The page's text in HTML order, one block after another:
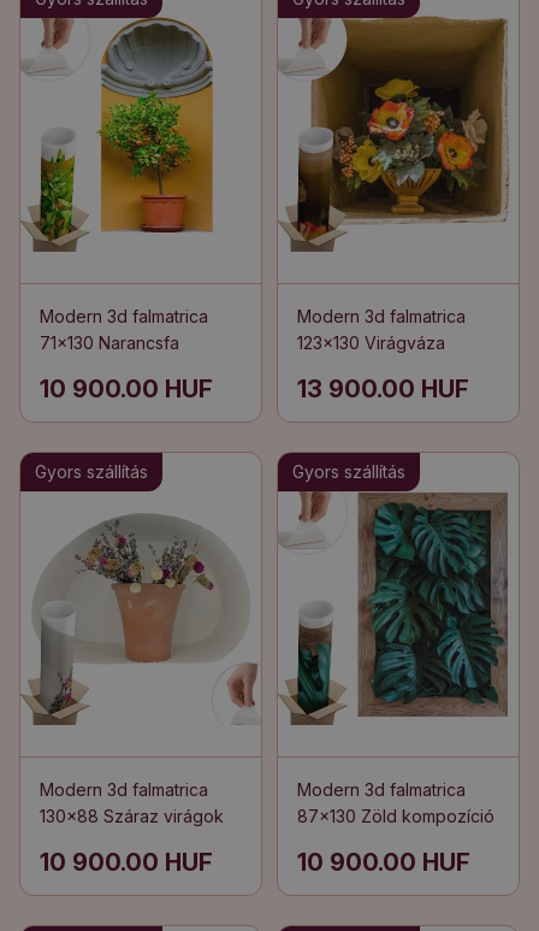
Modern 3d falmatrica
71x130 Narancsfa
10 900.00 HUF
Modern 3d falmatrica
123x130 Virágváza
13 900.00 HUF
Gyors szállítás
Modern 3d falmatrica
130x88 Száraz virágok
10 900.00 HUF
Gyors szállítás
Modern 3d falmatrica
87x130 Zöld kompozíció
10 900.00 HUF